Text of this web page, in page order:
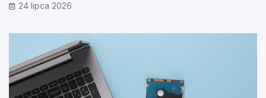
24 lipca 2026